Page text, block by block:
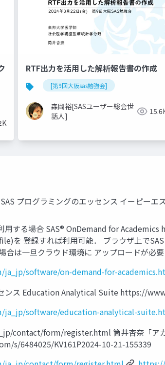
RTF出力を活用した解析報告書の作成
[第9回大阪sas勉強会]
森岡裕[SASユーザー総会世
話人]
プログラミングのエッセンス イーピーエ
用する場合 SAS® OnDemand for
を 登録すれば利用可能． ブラウザ上で
合は一旦クラウド環境に アップロードが必
ja_jp/software/on-demand-for-
ンス Education Analytical Suite https://
ja_jp/software/education-analytical-
contact/form/register.html 筒井杏奈「ア
s/6484025/KV161P2024-10-21-155339